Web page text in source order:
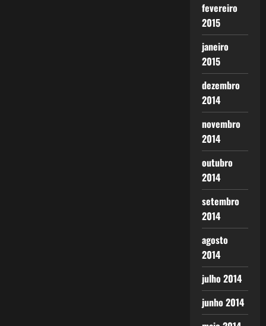
fevereiro
2015
janeiro
2015
dezembro
2014
novembro
2014
outubro
2014
setembro
2014
agosto
2014
julho 2014
junho 2014